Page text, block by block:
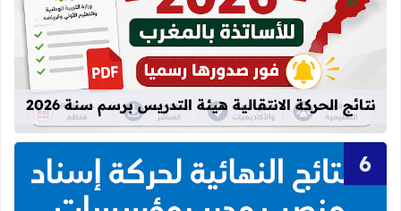
قراءة المزيد عن نتائج الحركة
نتائج الحركة الانتقالية هيئة التدريس برسم سنة 2026